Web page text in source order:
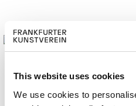
This website uses cookies
We use cookies to